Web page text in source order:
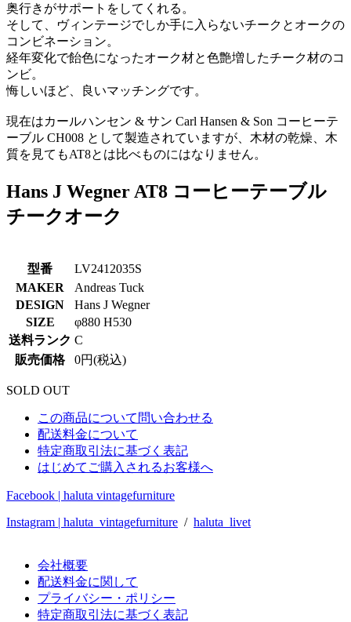
奥行きがサポートをしてくれる。
そして、ヴィンテージでしか手に入らないチークとオークの
コンビネーション。
経年変化で飴色になったオーク材と色艶増したチーク材のコ
ンビ。
悔しいほど、良いマッチングです。
現在はカールハンセン & サン Carl Hansen & Son コーヒーテ
ーブル CH008 として製造されていますが、木材の乾燥、木
質を見てもAT8とは比べものにはなりません。
Hans J Wegner AT8 コーヒーテーブル
チークオーク
型番
LV2412035S
MAKER
Andreas Tuck
DESIGN
Hans J Wegner
SIZE
φ880 H530
送料ランク C
販売価格
0円(税込)
SOLD OUT
この商品について問い合わせる
配送料金について
特定商取引法に基づく表記
はじめてご購入されるお客様へ
Facebook | haluta vintagefurniture
Instagram | haluta_vintagefurniture / haluta_livet
会社概要
配送料金に関して
プライバシー・ポリシー
特定商取引法に基づく表記